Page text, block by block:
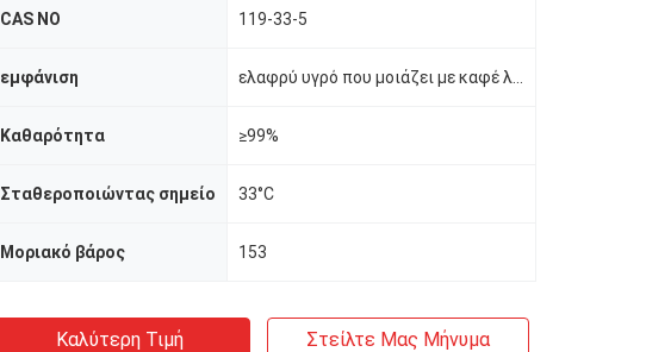
CAS NO 119-33-5
εμφάνιση
Καθαρότητα ≥99%
Σταθεροποιώντας σημείο 33°C
Μοριακό βάρος 153
Καλύτερη Τιμή Στείλτε Μας Μήνυμα